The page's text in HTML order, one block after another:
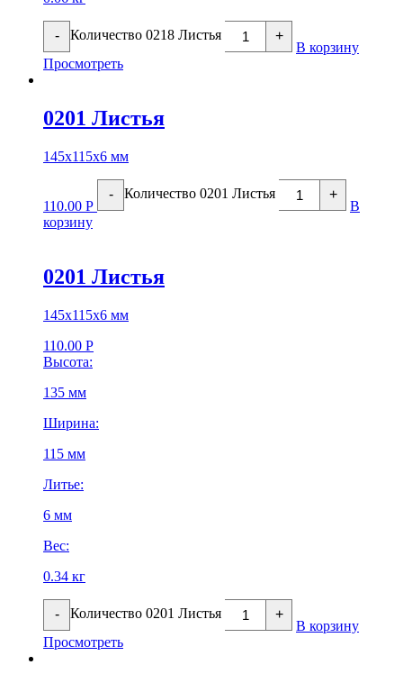
- Количество 0218 Листья +
В корзину
Просмотреть
0201 Листья
145х115х6 мм
110.00 Р
- Количество 0201 Листья +
В
корзину
0201 Листья
145х115х6 мм
110.00 Р
Высота:
135 мм
Ширина:
115 мм
Литье:
6 мм
Вес:
0.34 кг
- Количество 0201 Листья +
В корзину
Просмотреть